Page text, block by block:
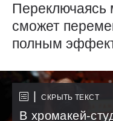
Переключаясь
сможет
полным
СКРЫТЬ ТЕКСТ
В хромакей-